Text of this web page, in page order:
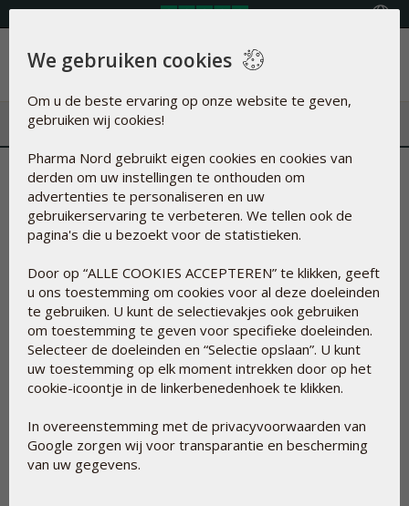
Menu
Hoeveel parels denkt u dat er in de vaas zitten? *
We gebruiken cookies
Om u de beste ervaring op onze website te geven,
gebruiken wij cookies!
Pharma Nord gebruikt eigen cookies en cookies van
derden om uw instellingen te onthouden om
advertenties te personaliseren en uw
gebruikerservaring te verbeteren. We tellen ook de
pagina's die u bezoekt voor de statistieken.
Door op “ALLE COOKIES ACCEPTEREN” te klikken, geeft
u ons toestemming om cookies voor al deze doeleinden
te gebruiken. U kunt de selectievakjes ook gebruiken
om toestemming te geven voor specifieke doeleinden.
Selecteer de doeleinden en “Selectie opslaan”. U kunt
uw toestemming op elk moment intrekken door op het
cookie-icoontje in de linkerbenedenhoek te klikken.
In overeenstemming met de privacyvoorwaarden van
Google zorgen wij voor transparantie en bescherming
van uw gegevens.